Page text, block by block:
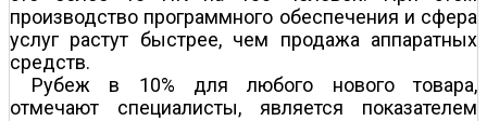
производство программного обеспечения и сфера
услуг растут быстрее, чем продажа аппаратных
средств.
Рубеж в 10% для любого нового товара,
отмечают специалисты, является показателем